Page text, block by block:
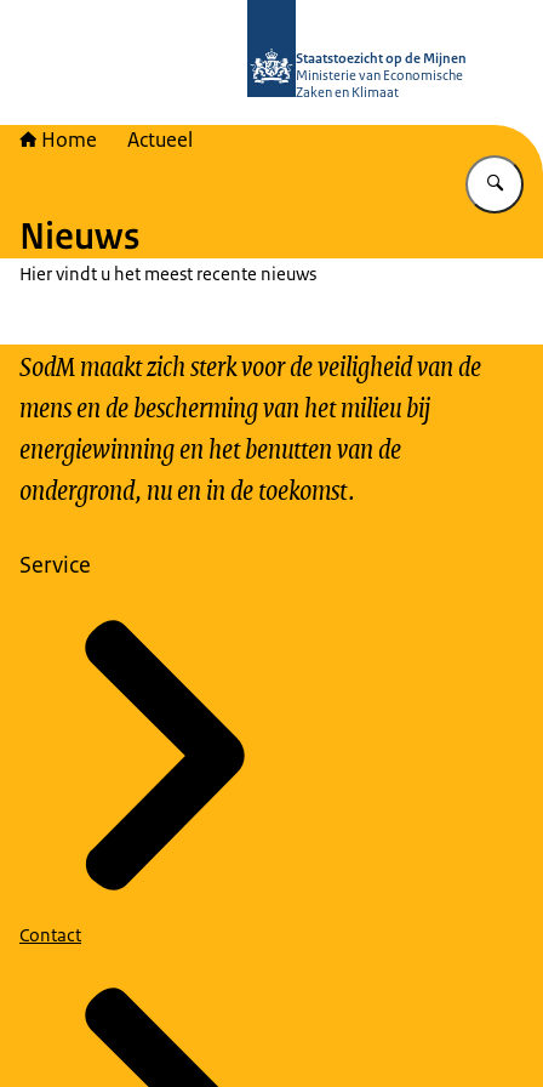
Staatstoezicht op de Mijnen
Ministerie van Economische
Zaken en Klimaat
Home Actueel
Nieuws
Hier vindt u het meest recente nieuws
SodM maakt zich sterk voor de veiligheid van de
mens en de bescherming van het milieu bij
energiewinning en het benutten van de
ondergrond, nu en in de toekomst.
Service
Contact